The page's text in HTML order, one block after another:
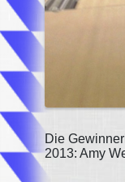
Die
2013: Amy